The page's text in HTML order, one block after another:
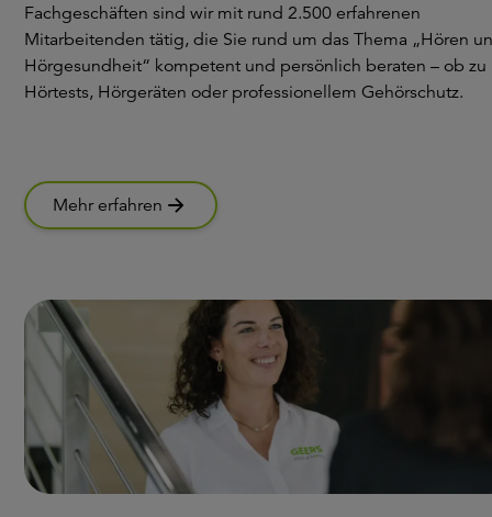
Fachgeschäften sind wir mit rund 2.500 erfahrenen
Mitarbeitenden tätig, die Sie rund um das Thema „Hören
Hörgesundheit“ kompetent und persönlich beraten – ob zu
Hörtests, Hörgeräten oder professionellem Gehörschutz.
Mehr erfahren